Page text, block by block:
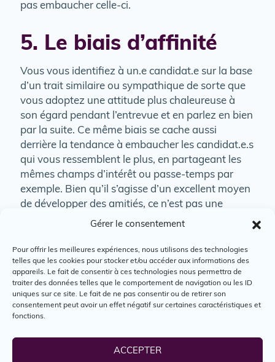
Gérer le consentement
Pour offrir les meilleures expériences, nous utilisons des technologies
telles que les cookies pour stocker et/ou accéder aux informations des
appareils. Le fait de consentir à ces technologies nous permettra de
traiter des données telles que le comportement de navigation ou les ID
uniques sur ce site. Le fait de ne pas consentir ou de retirer son
consentement peut avoir un effet négatif sur certaines caractéristiques et
fonctions.
ACCEPTER
pas embaucher celle-ci.
5. Le biais d’affinité
Vous vous identifiez à un.e candidat.e sur la base
d’un trait similaire ou sympathique de sorte que
vous adoptez une attitude plus chaleureuse à
son égard pendant l’entrevue et en parlez en bien
par la suite. Ce même biais se cache aussi
derrière la tendance à embaucher les candidat.e.s
qui vous ressemblent le plus, en partageant les
mêmes champs d’intérêt ou passe-temps par
exemple. Bien qu’il s’agisse d’un excellent moyen
de développer des amitiés, ce n’est pas une
technique de recrutement concluante!
6. Le biais lié au
langage non verbal
Veillez à ne pas accorder plus de poids que vous
l’apparence d’une personne. On parle ici de